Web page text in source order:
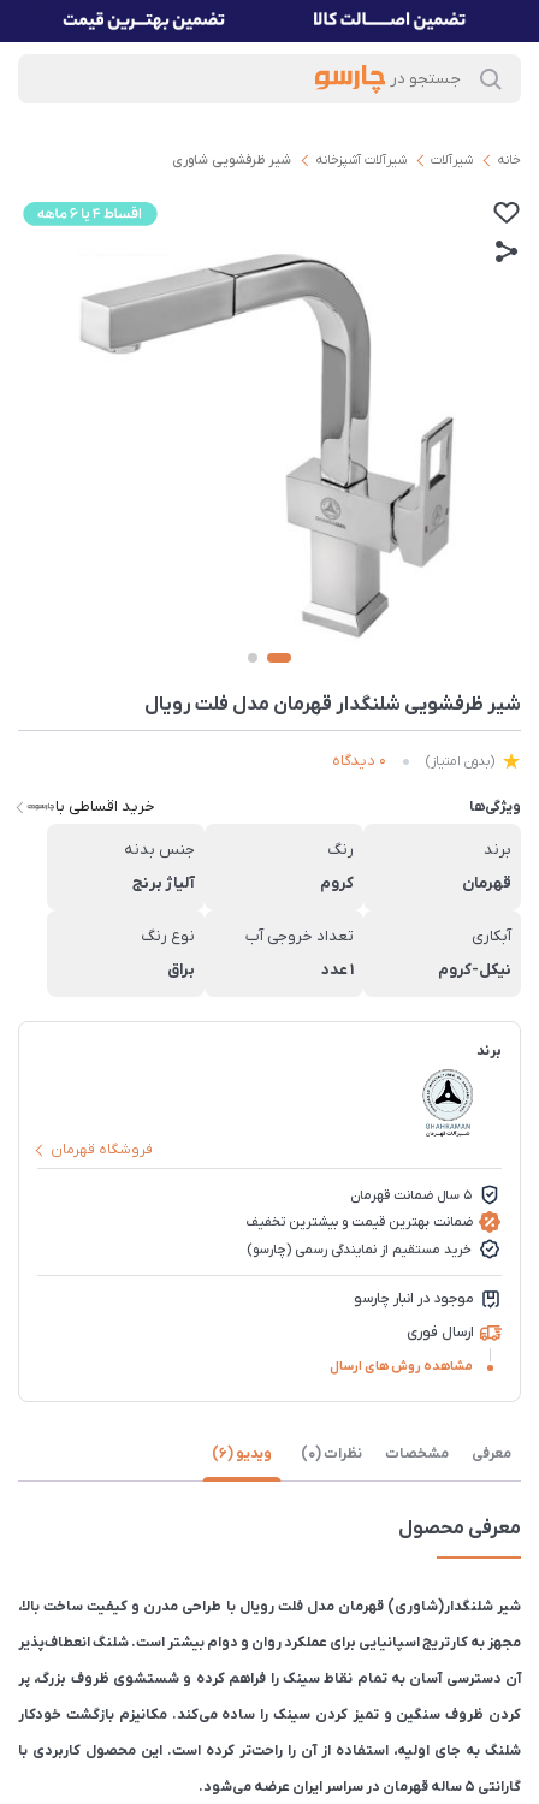
خانه شیرآلات شیرآلات آشپزخانه شیر ظرفشویی شاوری
شیر ظرفشویی شلنگدار قهرمان مدل فلت رویال
(بدون امتیاز) 0 دیدگاه
ویژگی‌ها خرید اقساطی با
برند
قهرمان
رنگ
کروم
جنس بدنه
آلیاژ برنج
آبکاری
نیکل-کروم
تعداد خروجی آب
1 عدد
نوع رنگ
براق
برند
فروشگاه قهرمان
5 سال ضمانت قهرمان
ضمانت بهترین قیمت و بیشترین تخفیف
خرید مستقیم از نمایندگی رسمی (چارسو)
موجود در انبار چارسو
ارسال فوری
مشاهده روش های ارسال
معرفی مشخصات نظرات (0) ویدیو (6)
معرفی محصول
شیر شلنگدار(شاوری) قهرمان مدل فلت رویال با طراحی مدرن و کیفیت ساخت بالا،
مجهز به کارتریج اسپانیایی برای عملکرد روان و دوام بیشتر است. شلنگ انعطاف‌پذیر
آن دسترسی آسان به تمام نقاط سینک را فراهم کرده و شستشوی ظروف بزرگ، پر
کردن ظروف سنگین و تمیز کردن سینک را ساده می‌کند. مکانیزم بازگشت خودکار
شلنگ به جای اولیه، استفاده از آن را راحت‌تر کرده است. این محصول کاربردی با
گارانتی ۵ ساله قهرمان در سراسر ایران عرضه می‌شود.